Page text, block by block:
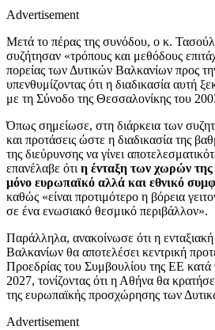
Advertisement
Μετά το πέρας της συνόδου, ο κ.
συζήτησαν «τρόπους και μεθόδους
πορείας των Δυτικών Βαλκανίων προς
υπενθυμίζοντας ότι η διαδικασία αυτή
με τη Σύνοδο της Θεσσαλονίκης του
Όπως σημείωσε, στη διάρκεια των
και προτάσεις ώστε η διαδικασία της
της διεύρυνσης να γίνει
επανέλαβε ότι η ένταξη των χωρών της
μόνο ευρωπαϊκό αλλά και εθνικό
καθώς «είναι προτιμότερο η βόρεια
σε ένα ενωσιακό θεσμικό περιβάλλον».
Παράλληλα, ανακοίνωσε ότι η
Βαλκανίων θα αποτελέσει κεντρική
Προεδρίας του Συμβουλίου της ΕΕ κατά
2027, τονίζοντας ότι η Αθήνα θα
της ευρωπαϊκής προσχώρησης των
Advertisement